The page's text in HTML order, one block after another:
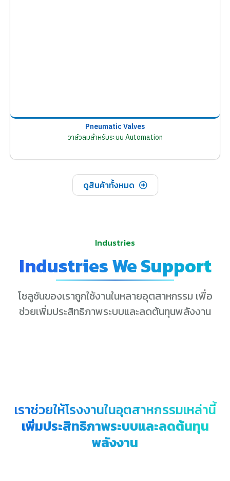
Pneumatic Valves
วาล์วลมสำหรับระบบ Automation
ดูสินค้าทั้งหมด
Industries
Industries We Support
โซลูชันของเราถูกใช้งานในหลายอุตสาหกรรม เพื่อ
ช่วยเพิ่มประสิทธิภาพระบบและลดต้นทุนพลังงาน
เราช่วยให้โรงงานในอุตสาหกรรมเหล่านี้
เพิ่มประสิทธิภาพระบบและลดต้นทุน
พลังงาน